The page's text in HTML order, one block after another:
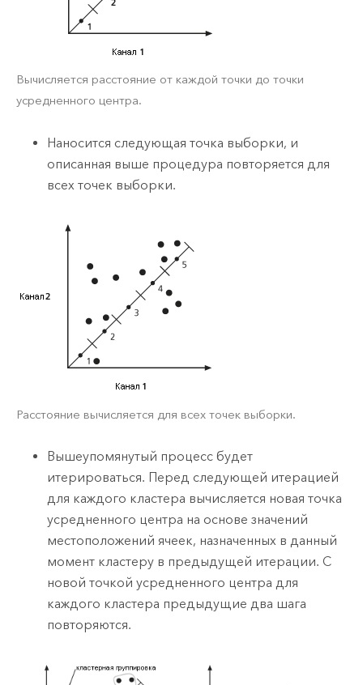
Вычисляется расстояние от каждой точки до точки
усредненного центра.
Наносится следующая точка выборки, и
описанная выше процедура повторяется для
всех точек выборки.
Расстояние вычисляется для всех точек выборки.
Вышеупомянутый процесс будет
итерироваться. Перед следующей итерацией
для каждого кластера вычисляется новая точка
усредненного центра на основе значений
местоположений ячеек, назначенных в данный
момент кластеру в предыдущей итерации. С
новой точкой усредненного центра для
каждого кластера предыдущие два шага
повторяются.